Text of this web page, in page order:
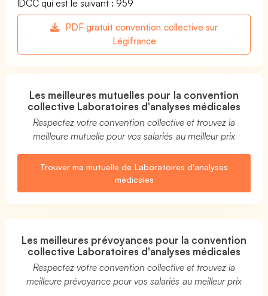
IDCC qui est le suivant : 959
PDF gratuit convention collective sur
Légifrance
Les meilleures mutuelles pour la convention
collective Laboratoires d'analyses médicales
Respectez votre convention collective et trouvez la
meilleure mutuelle pour vos salariés au meilleur prix
Trouver ma mutuelle de Laboratoires d'analyses
médicales
Les meilleures prévoyances pour la convention
collective Laboratoires d'analyses médicales
Respectez votre convention collective et trouvez la
meilleure prévoyance pour vos salariés au meilleur prix